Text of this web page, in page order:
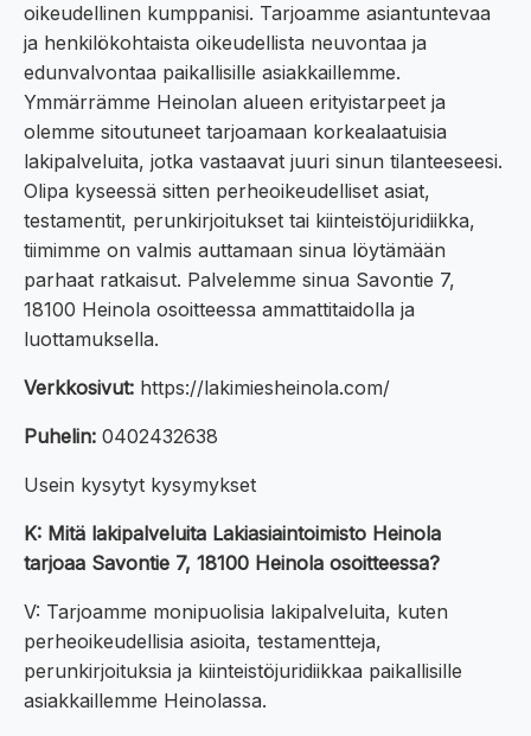
oikeudellinen kumppanisi. Tarjoamme asiantuntevaa
ja henkilökohtaista oikeudellista neuvontaa ja
edunvalvontaa paikallisille asiakkaillemme.
Ymmärrämme Heinolan alueen erityistarpeet ja
olemme sitoutuneet tarjoamaan korkealaatuisia
lakipalveluita, jotka vastaavat juuri sinun tilanteeseesi.
Olipa kyseessä sitten perheoikeudelliset asiat,
testamentit, perunkirjoitukset tai kiinteistöjuridiikka,
tiimimme on valmis auttamaan sinua löytämään
parhaat ratkaisut. Palvelemme sinua Savontie 7,
18100 Heinola osoitteessa ammattitaidolla ja
luottamuksella.
Verkkosivut: https://lakimiesheinola.com/
Puhelin: 0402432638
Usein kysytyt kysymykset
K: Mitä lakipalveluita Lakiasiaintoimisto Heinola
tarjoaa Savontie 7, 18100 Heinola osoitteessa?
V: Tarjoamme monipuolisia lakipalveluita, kuten
perheoikeudellisia asioita, testamentteja,
perunkirjoituksia ja kiinteistöjuridiikkaa paikallisille
asiakkaillemme Heinolassa.